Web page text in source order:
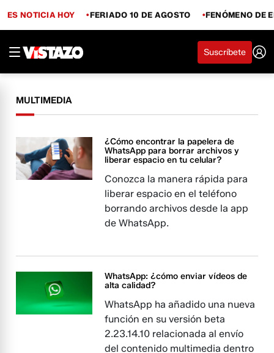
ES NOTICIA HOY FERIADO 10 DE AGOSTO FENÓMENO DE
Suscríbete
MULTIMEDIA
¿Cómo encontrar la papelera de
WhatsApp para borrar archivos y
liberar espacio en tu celular?
Conozca la manera rápida para
liberar espacio en el teléfono
borrando archivos desde la app
de WhatsApp.
WhatsApp: ¿cómo enviar vídeos de
alta calidad?
WhatsApp ha añadido una nueva
función en su versión beta
2.23.14.10 relacionada al envío
del contenido multimedia dentro